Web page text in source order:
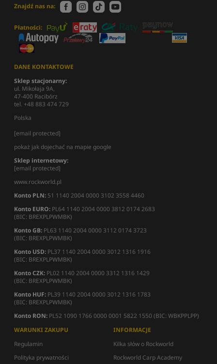
Znajdź nas na:
Płatności:
DANE KONTAKTOWE
Sklep stacjonarny:
ul. Mikołaja 9A,
47-400 Racibórz
tel. +48 883 474 729
Polska
[email protected]
pokaż jak dojechać na mapie google
Sklep internetowy:
[email protected]
www.rockworld.pl
Konto PLN: 51 1140 2004 0000 3102 3558 4460
Konto EURO: PL64 1140 2004 0000 3812 0174 2683
(BIC: BREXPLPWMBK)
Konto GB: PL63 1140 2004 0000 3112 0174 3723
(BIC: BREXPLPWMBK)
Konto USD: PL37 1140 2004 0000 3012 1316 1916
(BIC: BREXPLPWMBK)
Konto CZK: PL02 1140 2004 0000 3312 1316 1429
(BIC: BREXPLPWMBK)
Konto HUF: PL39 1140 2004 0000 3012 1316 1783
(BIC: BREXPLPWMBK)
Konto RON: PL52 1090 1766 0000 0001 5822 1550 (BIC: WBKPPLPP)
WARUNKI ZAKUPU
Regulamin
Polityka prywatności
INFORMACJE
Kilka słów o Rockworld
Rockworld Carp Academy